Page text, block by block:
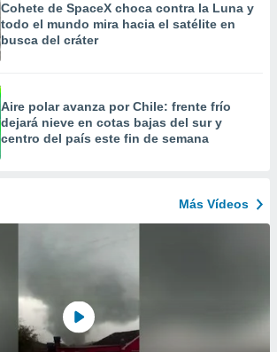
Cohete de SpaceX choca contra la Luna y
todo el mundo mira hacia el satélite en
busca del cráter
Aire polar avanza por Chile: frente frío
dejará nieve en cotas bajas del sur y
centro del país este fin de semana
Más Vídeos